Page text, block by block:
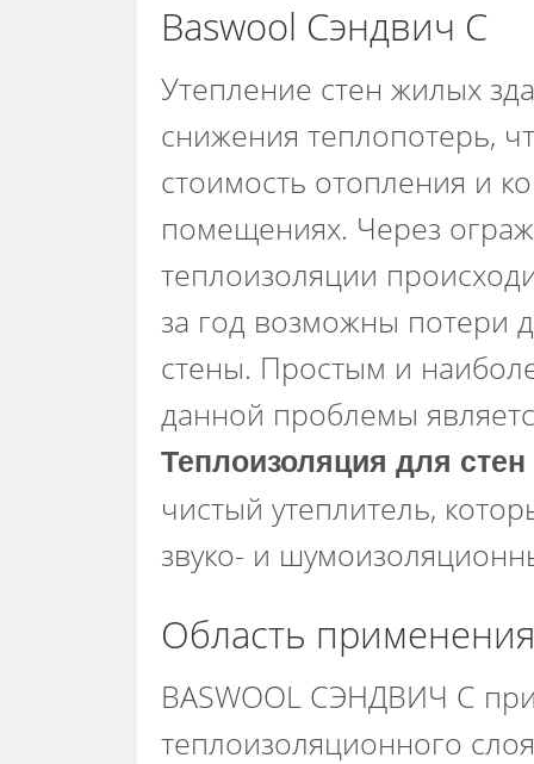
Baswool Сэндвич С
Утепление стен жилых
снижения теплопотерь,
стоимость отопления и
помещениях. Через
теплоизоляции
за год возможны потери
стены. Простым и
данной проблемы
Теплоизоляция для стен
чистый утеплитель,
звуко- и
Область
BASWOOL СЭНДВИЧ С
теплоизоляционного